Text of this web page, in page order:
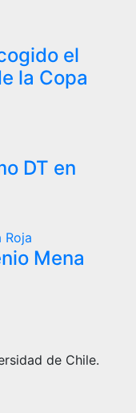
el
la Copa
DT en
Roja
Mena
de Chile.